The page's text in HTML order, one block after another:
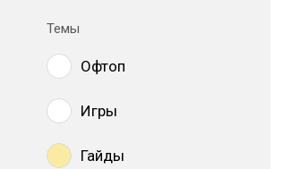
Темы
Офтоп
Игры
Гайды